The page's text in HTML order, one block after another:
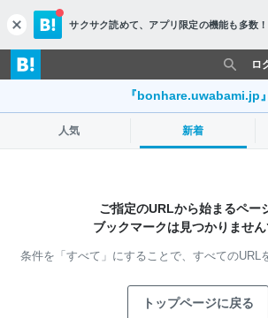
c
l
o
s
サクサク読めて、 アプリ限定の機能も多数！
ロ
『bonhare.uwabami.jp』
人気 新着
ご指定のURLから始まるペー
ブックマークは見つかりませ
条件を「すべて」にすることで、 すべてのURL
トップページに戻る